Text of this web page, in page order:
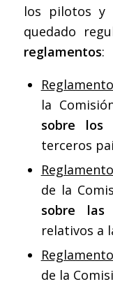
los pilotos y
quedado
reglamentos:
la
sobre los
terceros
de la
sobre las
relativos a
de la